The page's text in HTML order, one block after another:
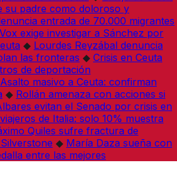
su padre como doloroso y
entrada de 70.000 migrantes
Vox exige investigar a Sánchez por
◆ Lourdes Reyzábal denuncia
las fronteras ◆ Crisis en Ceuta
de deportación
Asalto masivo a Ceuta: confirman
◆ Rollán amenaza con acciones si
evitan el Senado por crisis en
de Italia: solo 10% muestra
Quiles sufre fractura de
◆ María Daza sueña con
entre las mejores